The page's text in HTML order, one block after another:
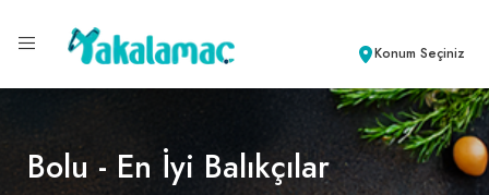
Konum Seçiniz
Bolu - En İyi Balıkçılar